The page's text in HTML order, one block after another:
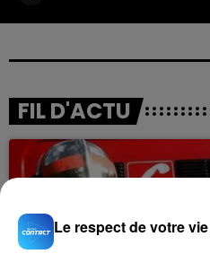
FIL D'ACTU
Le respect de votre